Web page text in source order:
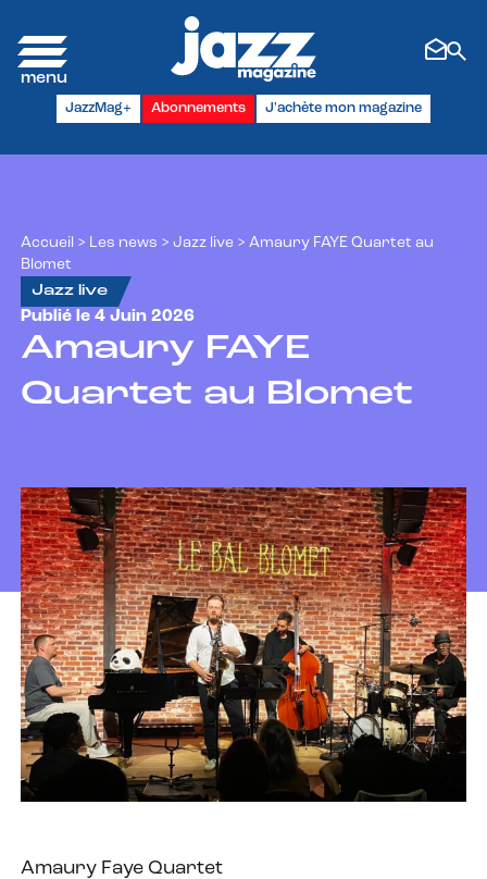
JazzMag+ Abonnements J'achète mon magazine
Accueil > Les news > Jazz live > Amaury FAYE Quartet au
Blomet
Jazz live
Publié le 4 Juin 2026
Amaury FAYE
Quartet au Blomet
Amaury Faye Quartet